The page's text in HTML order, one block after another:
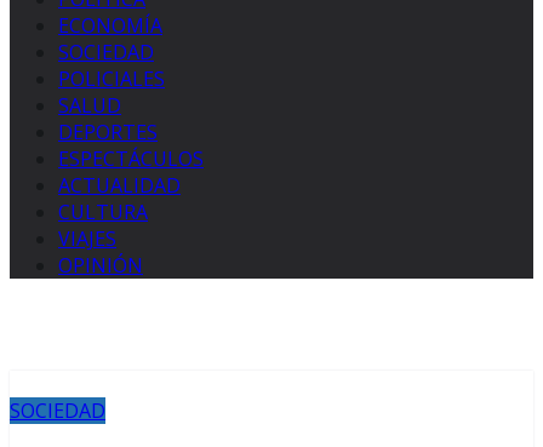
ECONOMÍA
SOCIEDAD
POLICIALES
SALUD
DEPORTES
ESPECTÁCULOS
ACTUALIDAD
CULTURA
VIAJES
OPINIÓN
SOCIEDAD